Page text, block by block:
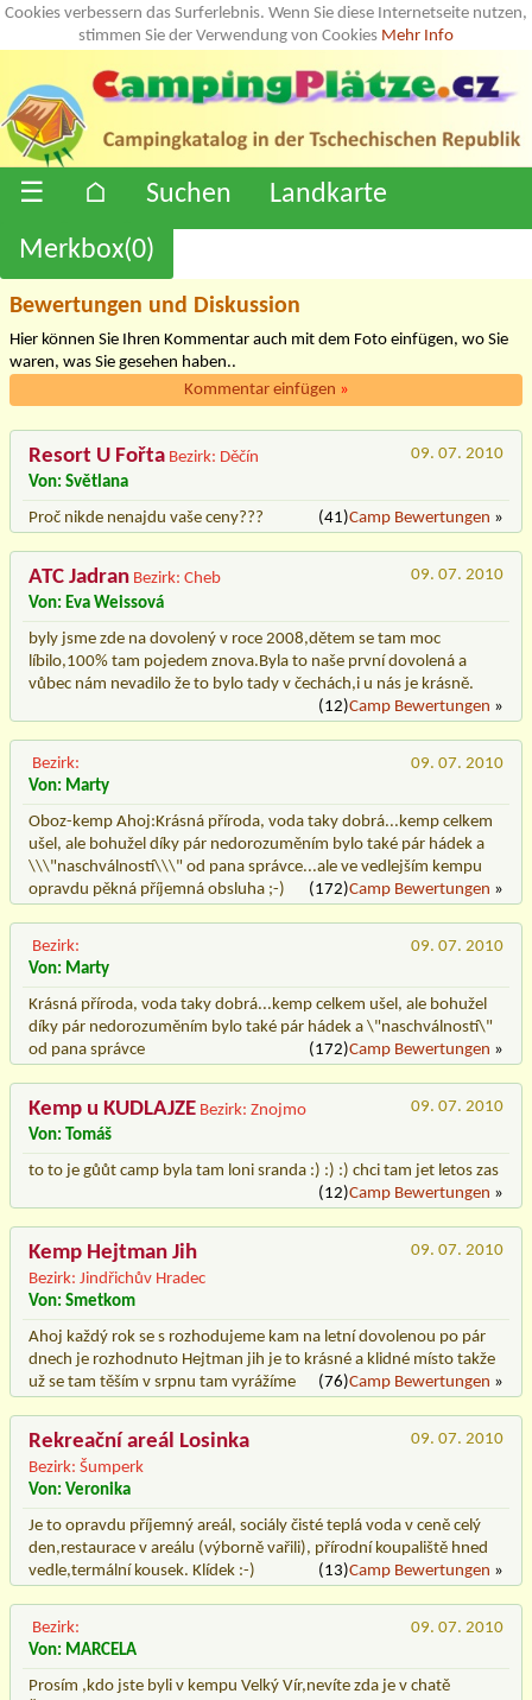
Cookies verbessern das Surferlebnis. Wenn Sie diese Internetseite nutzen,
stimmen Sie der Verwendung von Cookies Mehr Info
☰ ⌂ Suchen
Landkarte
Merkbox(0)
Bewertungen und Diskussion
Hier können Sie Ihren Kommentar auch mit dem Foto einfügen, wo Sie
waren, was Sie gesehen haben..
Kommentar einfügen »
Resort U Fořta Bezirk: Děčín
09. 07. 2010
Von: Světlana
Proč nikde nenajdu vaše ceny???
(41)Camp Bewertungen »
ATC Jadran Bezirk: Cheb
09. 07. 2010
Von: Eva Weissová
byly jsme zde na dovolený v roce 2008,dětem se tam moc
líbilo,100% tam pojedem znova.Byla to naše první dovolená a
vůbec nám nevadilo že to bylo tady v čechách,i u nás je krásně.
(12)Camp Bewertungen »
Bezirk:
09. 07. 2010
Von: Marty
Oboz-kemp Ahoj:Krásná příroda, voda taky dobrá...kemp celkem
ušel, ale bohužel díky pár nedorozuměním bylo také pár hádek a
\\\"naschválností\\\" od pana správce...ale ve vedlejším kempu
opravdu pěkná příjemná obsluha ;-)
(172)Camp Bewertungen »
Bezirk:
09. 07. 2010
Von: Marty
Krásná příroda, voda taky dobrá...kemp celkem ušel, ale bohužel
díky pár nedorozuměním bylo také pár hádek a \"naschválností\"
od pana správce
(172)Camp Bewertungen »
Kemp u KUDLAJZE Bezirk: Znojmo
09. 07. 2010
Von: Tomáš
to to je gůůt camp byla tam loni sranda :) :) :) chci tam jet letos zas
(12)Camp Bewertungen »
Kemp Hejtman Jih
Bezirk: Jindřichův Hradec
09. 07. 2010
Von: Smetkom
Ahoj každý rok se s rozhodujeme kam na letní dovolenou po pár
dnech je rozhodnuto Hejtman jih je to krásné a klidné místo takže
už se tam těším v srpnu tam vyrážíme
(76)Camp Bewertungen »
Rekreační areál Losinka
Bezirk: Šumperk
09. 07. 2010
Von: Veronika
Je to opravdu příjemný areál, sociály čisté teplá voda v ceně celý
den,restaurace v areálu (výborně vařili), přírodní koupaliště hned
vedle,termální kousek. Klídek :-)
(13)Camp Bewertungen »
Bezirk:
09. 07. 2010
Von: MARCELA
Prosím ,kdo jste byli v kempu Velký Vír,nevíte zda je v chatě